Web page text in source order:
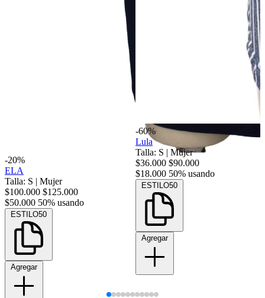
-20%
ELA
Talla: S | Mujer
$100.000 $125.000
$50.000 50% usando
ESTILO50
Agregar
-60%
Lula
Talla: S | Mujer
$36.000 $90.000
$18.000 50% usando
ESTILO50
Agregar